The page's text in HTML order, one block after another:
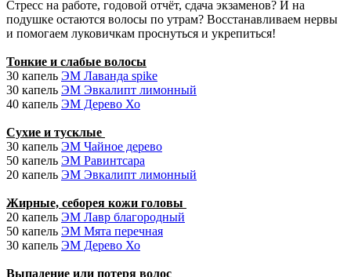
Стресс на работе, годовой отчёт, сдача экзаменов? И на
подушке остаются волосы по утрам? Восстанавливаем нервы
и помогаем луковичкам проснуться и укрепиться!
Тонкие и слабые волосы
30 капель ЭМ Лаванда spike
30 капель ЭМ Эвкалипт лимонный
40 капель ЭМ Дерево Хо
Сухие и тусклые
30 капель ЭМ Чайное дерево
50 капель ЭМ Равинтсара
20 капель ЭМ Эвкалипт лимонный
Жирные, себорея кожи головы
20 капель ЭМ Лавр благородный
50 капель ЭМ Мята перечная
30 капель ЭМ Дерево Хо
Выпадение или потеря волос